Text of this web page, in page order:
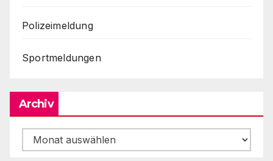
Polizeimeldung
Sportmeldungen
Archiv
Archiv